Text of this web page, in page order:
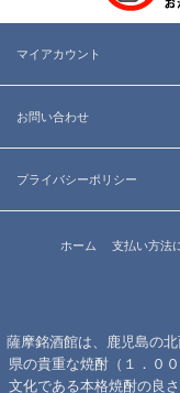
マイアカウント
お問い合わせ
プライバシーポリシー
ホーム 支払い方法
薩摩銘酒館は、鹿児島の
県の貴重な焼酎（１．０
文化である本格焼酎の良